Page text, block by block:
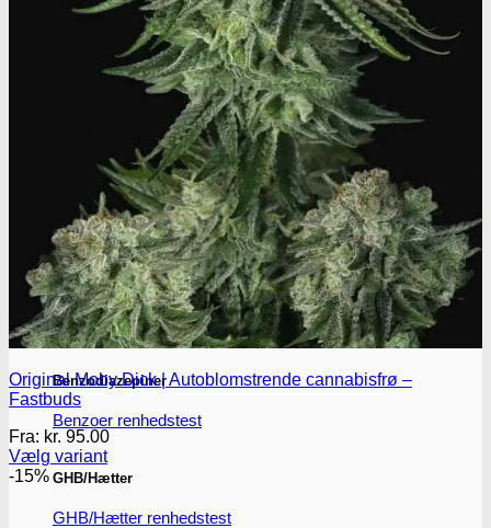
Ecstasy renhedstest
Heroin renhedstest
Badesalte
Badesalte renhedstest
LSD
LSD renhedstest
Benzodiazepiner
Benzoer renhedstest
GHB/Hætter
GHB/Hætter renhedstest
Original Moby Dick | Autoblomstrende cannabisfrø –
Fastbuds
Fra: kr. 95.00
Vælg variant
Dette
-15%